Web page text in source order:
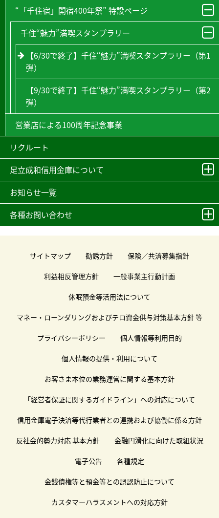
“「千住宿」開宿400年祭” 特設ページ
千住“魅力”満喫スタンプラリー
【6/30で終了】千住“魅力”満喫スタンプラリー（第1
弾）
【9/30で終了】千住“魅力”満喫スタンプラリー（第2
弾）
営業店による100周年記念事業
リクルート
足立成和信用金庫について
お知らせ一覧
各種お問い合わせ
サイトマップ 勧誘方針 保険／共済募集指針
利益相反管理方針 一般事業主行動計画
休眠預金等活用法について
マネー・ローンダリングおよびテロ資金供与対策基本方針 等
プライバシーポリシー 個人情報等利用目的
個人情報の提供・利用について
お客さま本位の業務運営に関する基本方針
「経営者保証に関するガイドライン」への対応について
信用金庫電子決済等代行業者との連携および協働に係る方針
反社会的勢力対応 基本方針 金融円滑化に向けた取組状況
電子公告 各種規定
金銭債権等と預金等との誤認防止について
カスタマーハラスメントへの対応方針